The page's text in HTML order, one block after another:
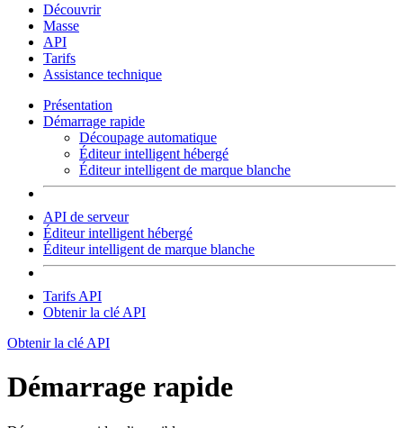
Découvrir
Masse
API
Tarifs
Assistance technique
Présentation
Démarrage rapide
Découpage automatique
Éditeur intelligent hébergé
Éditeur intelligent de marque blanche
API de serveur
Éditeur intelligent hébergé
Éditeur intelligent de marque blanche
Tarifs API
Obtenir la clé API
Obtenir la clé API
Démarrage rapide